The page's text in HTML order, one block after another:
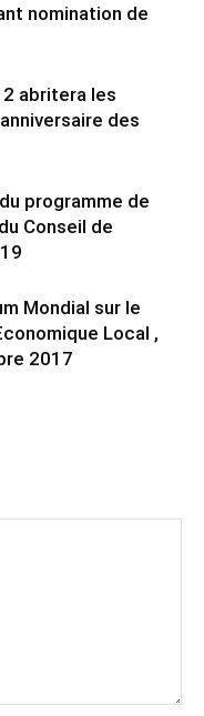
nomination de
abritera les
des
programme de
Conseil de
Mondial sur le
Local ,
2017